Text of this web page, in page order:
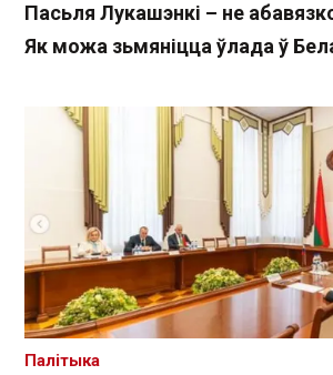
Пасьля Лукашэнкі – не
Як можа зьмяніцца ўлада ў
Палітыка